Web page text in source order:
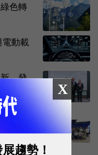
色轉
動載
、發
關鍵人
生，
X
趨勢！